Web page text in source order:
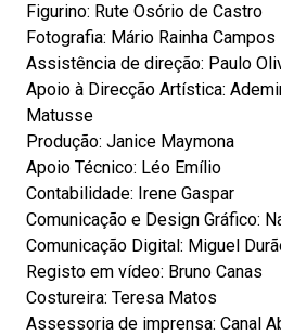
Figurino: Rute Osório de Castro
Fotografia: Mário Rainha Campos
Assistência de direção: Paulo
Apoio à Direcção Artística:
Matusse
Produção: Janice Maymona
Apoio Técnico: Léo Emílio
Contabilidade: Irene Gaspar
Comunicação e Design Gráfico:
Comunicação Digital: Miguel
Registo em vídeo: Bruno Canas
Costureira: Teresa Matos
Assessoria de imprensa: Canal